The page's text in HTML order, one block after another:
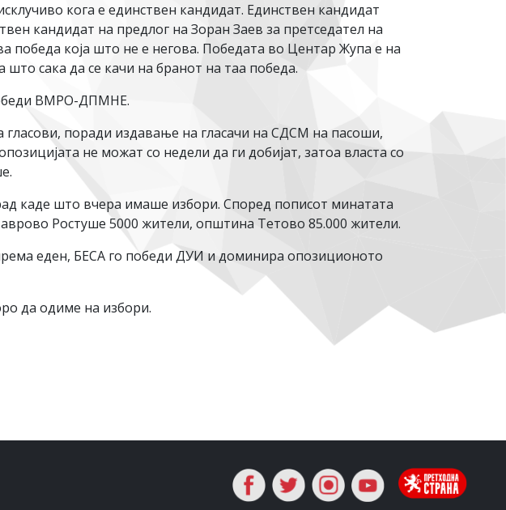
кога е единствен кандидат. Единствен кандидат
кандидат на предлог на Зоран Заев за претседател на
победа која што не е негова. Победата во Центар Жупа е на
сака да се качи на бранот на таа победа.
ВМРО-ДПМНЕ.
поради издавање на гласачи на СДСМ на пасоши,
не можат со недели да ги добијат, затоа власта со
каде што вчера имаше избори. Според пописот минатата
Ростуше 5000 жители, општина Тетово 85.000 жители.
еден, БЕСА го победи ДУИ и доминира опозиционото
да одиме на избори.